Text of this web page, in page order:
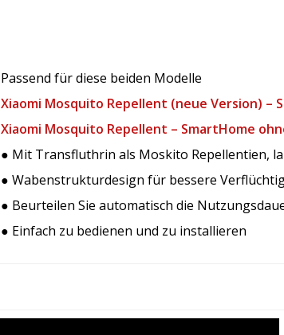
Passend für diese beiden Modelle
Xiaomi Mosquito Repellent (neue Version) –
Xiaomi Mosquito Repellent – SmartHome
● Mit Transfluthrin als Moskito Repellentien,
● Wabenstrukturdesign für bessere
● Beurteilen Sie automatisch die
● Einfach zu bedienen und zu installieren